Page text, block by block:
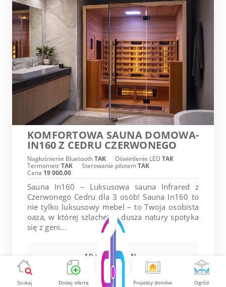
KOMFORTOWA SAUNA DOMOWA-
IN160 Z CEDRU CZERWONEGO
Nagłośnienie BluetoothTAK Oświetlenie LED TAK
TermometrTAK Sterowanie pilotemTAK
Cena 19 000.00
Sauna In160 – Luksusowa sauna Infrared z
Czerwonego Cedru dla 3 osób! Sauna In160 to
nie tylko luksusowy mebel – to Twoja osobista
oaza, w której szlachetna dusza natury spotyka
się z geni...
19 000.00 PLN
Pokaż
Szukaj Dodaj ofertę Projekty domów Ogród